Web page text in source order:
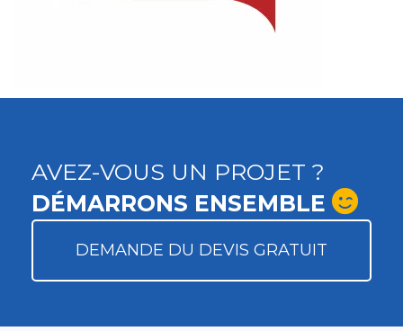
AVEZ-VOUS UN PROJET ?
DÉMARRONS ENSEMBLE
DEMANDE DU DEVIS GRATUIT